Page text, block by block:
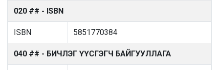
020 ## - ISBN
ISBN 5851770384
040 ## - БИЧЛЭГ ҮҮСГЭГЧ БАЙГУУЛЛАГА